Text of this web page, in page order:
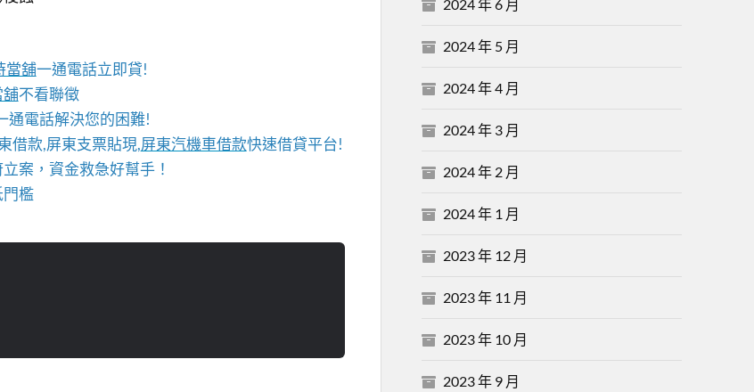
當舖一通電話立即貸!
舖不看聯徵
通電話解決您的困難!
借款,屏東支票貼現,屏東汽機車借款快速借貸平台!
案，資金救急好幫手！
檻
2024 年 6 月
2024 年 5 月
2024 年 4 月
2024 年 3 月
2024 年 2 月
2024 年 1 月
2023 年 12 月
2023 年 11 月
2023 年 10 月
2023 年 9 月